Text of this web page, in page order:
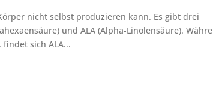
nicht selbst produzieren kann. Es gibt drei
und ALA (Alpha-Linolensäure).
sich ALA...